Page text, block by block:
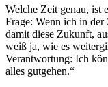
Welche Zeit genau, ist
Frage: Wenn ich in
damit diese Zukunft,
weiß ja, wie es
Verantwortung: Ich
alles gutgehen.“